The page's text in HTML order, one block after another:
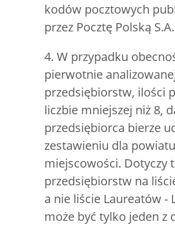
kodów pocztowych
przez Pocztę Polską S.A.
4. W przypadku
pierwotnie
przedsiębiorstw, ilości
liczbie mniejszej niż 8,
przedsiębiorca bierze
zestawieniu dla
miejscowości. Dotyczy
przedsiębiorstw na
a nie liście Laureatów -
może być tylko jeden z